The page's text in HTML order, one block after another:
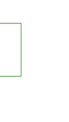
von 10-
in der
der Kirche